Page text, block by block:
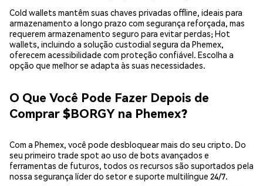
Cold wallets mantêm suas chaves privadas offline, ideais para
armazenamento a longo prazo com segurança reforçada, mas
requerem armazenamento seguro para evitar perdas; Hot
wallets, incluindo a solução custodial segura da Phemex,
oferecem acessibilidade com proteção confiável. Escolha a
opção que melhor se adapta às suas necessidades.
O Que Você Pode Fazer Depois de
Comprar $BORGY na Phemex?
Com a Phemex, você pode desbloquear mais do seu cripto. Do
seu primeiro trade spot ao uso de bots avançados e
ferramentas de futuros, todos os recursos são suportados pela
nossa segurança líder do setor e suporte multilíngue 24/7.